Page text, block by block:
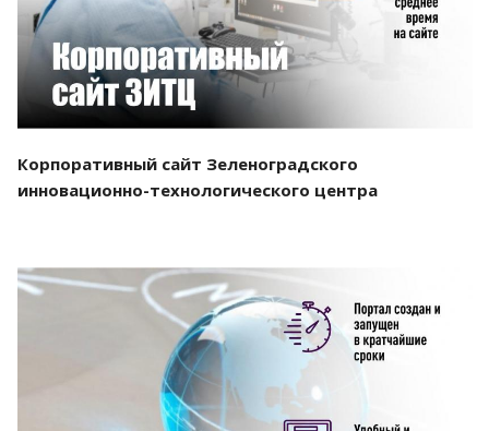
Корпоративный сайт Зеленоградского
инновационно-технологического центра